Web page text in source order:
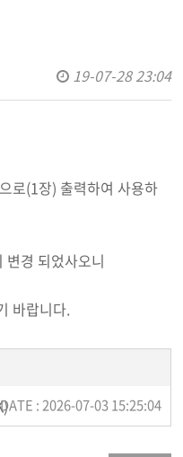
19-07-28 23:04
로(1장) 출력하여 사용하
경 되었사오니
바랍니다.
: 2026-07-03 15:25:04